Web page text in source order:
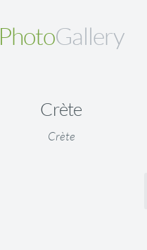
PhotoGallery
Crète
Crète